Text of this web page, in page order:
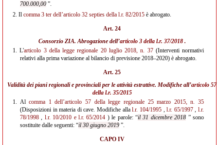
700.000,00 ”.
2. Il comma 3 ter dell’articolo 32 septies della l.r. 82/2015 è abrogato.
Art. 24
Consorzio ZIA. Abrogazione dell’articolo 3 della l.r. 37/2018.
1. L'articolo 3 della legge regionale 20 luglio 2018, n. 37(Interventi normativi
relativi alla prima variazione al bilancio di previsione 2018–2020) è abrogato.
Art. 25
Validità dei piani regionali e provinciali per le attività estrattive. Modifiche all’articolo 57
della l.r. 35/2015
1. Alcomma 1 dell’articolo 57 della legge regionale 25 marzo 2015, n. 35
(Disposizioni in materia di cave. Modifiche allal.r. 104/1995,l.r. 65/1997,l.r.
78/1998 , l.r. 10/2010 e l.r. 65/2014 ) le parole: “il 31 dicembre 2018 ” sono
sostituite dalle seguenti: “il 30 giugno 2019 ”.
CAPO IV